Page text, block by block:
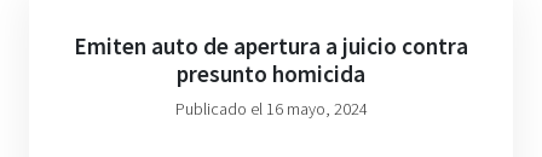
Emiten auto de apertura a juicio contra
presunto homicida
Publicado el 16 mayo, 2024